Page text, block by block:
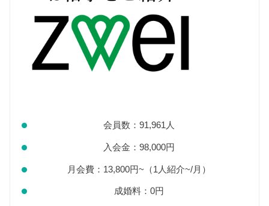
会員数：91,961人
入会金：98,000円
月会費：13,800円~（1人紹介~/月）
成婚料：0円